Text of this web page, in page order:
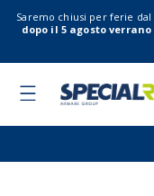
Saremo chiusi per ferie dal
dopo il 5 agosto
Toggle